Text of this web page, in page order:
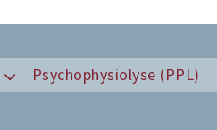
Psychophysiolyse (PPL)